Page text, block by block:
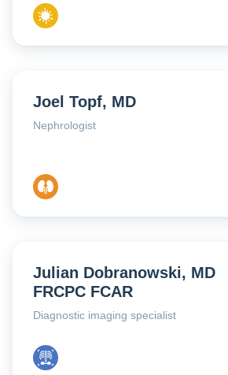
Joel Topf, MD
Nephrologist
Julian Dobranowski, MD
FRCPC FCAR
Diagnostic imaging specialist